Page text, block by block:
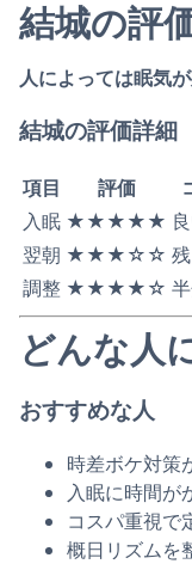
結城の評
人によっては眠気
結城の評価詳細
項目 評価
入眠 ★★★★★
翌朝 ★★★☆☆
調整 ★★★★☆
どんな人
おすすめな人
時差ボケ対策
入眠に時間が
コスパ重視で
概日リズムを